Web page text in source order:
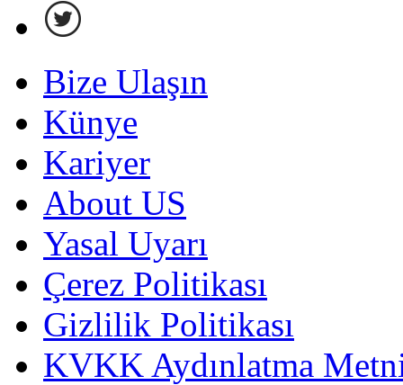
Bize Ulaşın
Künye
Kariyer
About US
Yasal Uyarı
Çerez Politikası
Gizlilik Politikası
KVKK Aydınlatma